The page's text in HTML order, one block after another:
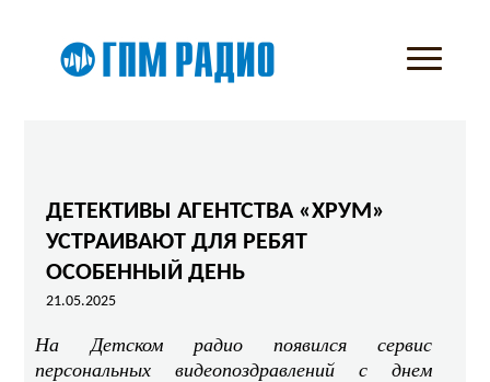
ДЕТЕКТИВЫ АГЕНТСТВА «ХРУМ»
УСТРАИВАЮТ ДЛЯ РЕБЯТ
ОСОБЕННЫЙ ДЕНЬ
21.05.2025
На Детском радио появился сервис
персональных видеопоздравлений с днем